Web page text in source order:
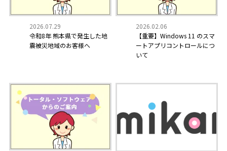
2026.07.29
令和8年 熊本県で発生した地
震被災地域のお客様へ
2026.02.06
【重要】Windows 11 のスマ
ートアプリコントロールにつ
いて